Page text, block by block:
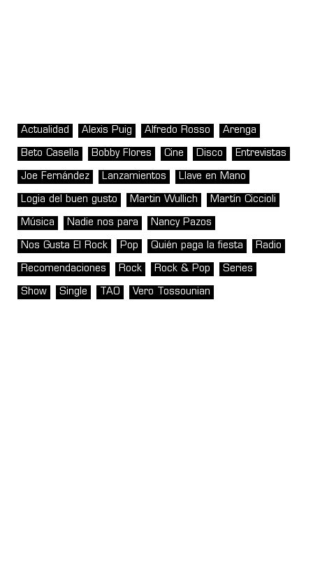
Actualidad Alexis Puig Alfredo Rosso Arenga
Beto Casella Bobby Flores Cine Disco Entrevistas
Joe Fernández Lanzamientos Llave en Mano
Logia del buen gusto Martin Wullich Martín Ciccioli
Música Nadie nos para Nancy Pazos
Nos Gusta El Rock Pop Quién paga la fiesta Radio
Recomendaciones Rock Rock & Pop Series
Show Single TAO Vero Tossounian